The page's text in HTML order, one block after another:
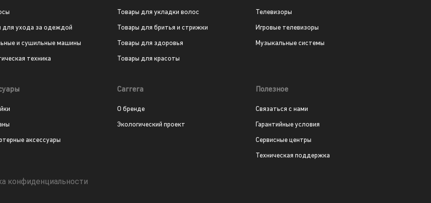
для ухода за одеждой
и сушильные машины
техника
Товары для укладки волос
Товары для бритья и стрижки
Товары для здоровья
Товары для красоты
Телевизоры
Игровые телевизоры
Музыкальные системы
аксессуары
Carrera
О бренде
Экологический проект
Полезное
Связаться с нами
Гарантийные условия
Сервисные центры
Техническая поддержка
конфиденциальности